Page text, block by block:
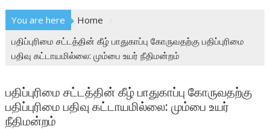
You are here
Home
பதிப்புரிமை சட்டத்தின் கீழ் பாதுகாப்பு கோருவதற்கு பதிப்புரிமை
பதிவு கட்டாயமில்லை: மும்பை உயர் நீதிமன்றம்
பதிப்புரிமை சட்டத்தின் கீழ் பாதுகாப்பு கோருவதற்கு
பதிப்புரிமை பதிவு கட்டாயமில்லை: மும்பை உயர்
நீதிமன்றம்